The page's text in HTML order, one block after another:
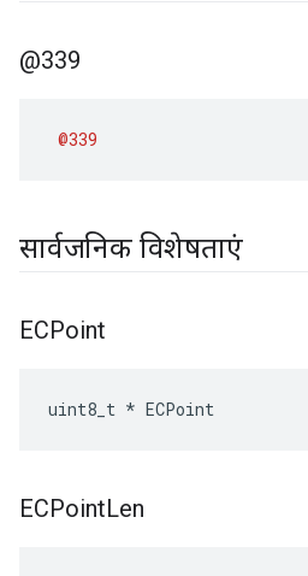
@339
@339
सार्वजनिक विशेषताएं
ECPoint
uint8_t * ECPoint
ECPointLen